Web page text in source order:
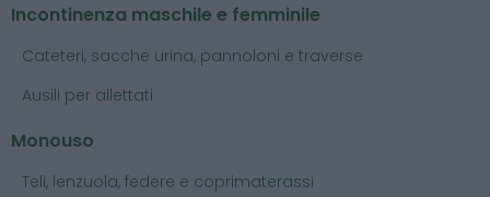
Incontinenza maschile e femminile
Cateteri, sacche urina, pannoloni e traverse
Ausili per allettati
Monouso
Teli, lenzuola, federe e coprimaterassi